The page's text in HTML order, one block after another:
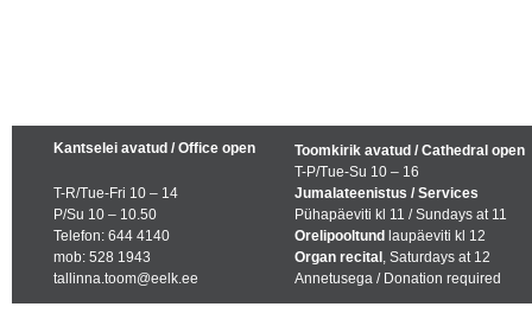
Kantselei avatud / Office open
T-R/Tue-Fri 10 – 14
P/Su 10 – 10.50
Telefon: 644 4140
mob: 528 1943
tallinna.toom@eelk.ee
Toomkirik avatud / Cathedral open
T-P/Tue-Su 10 – 16
Jumalateenistus / Services
Pühapäeviti kl 11 / Sundays at 11
Orelipooltund laupäeviti kl 12
Organ recital , Saturdays at 12
Annetusega / Donation required